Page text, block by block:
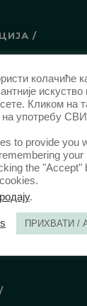
/
(Онлајн издање)
67
колачиће
Кликом на
на употребу
to provide you
your
the "Accept"
.
ПРИХВАТИ /